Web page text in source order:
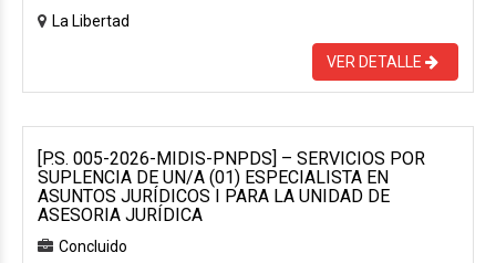
La Libertad
VER DETALLE
[P.S. 005-2026-MIDIS-PNPDS] – SERVICIOS POR
SUPLENCIA DE UN/A (01) ESPECIALISTA EN
ASUNTOS JURÍDICOS I PARA LA UNIDAD DE
ASESORIA JURÍDICA
Concluido